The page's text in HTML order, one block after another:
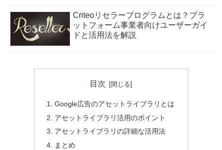
Criteoリセラープログラムとは？プラ
ットフォーム事業者向けユーザーガイ
ドと活用法を解説
目次
Google広告のアセットライブラリとは
アセットライブラリ活用のポイント
アセットライブラリの詳細な活用法
まとめ